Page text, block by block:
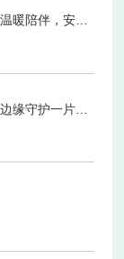
天津万寿园公墓地址电话——温暖陪伴，安心归处